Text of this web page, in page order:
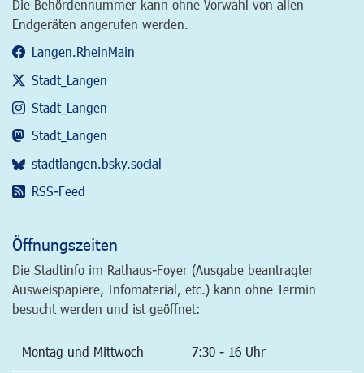
Die Behördennummer kann ohne Vorwahl von allen
Endgeräten angerufen werden.
Langen.RheinMain
Stadt_Langen
Stadt_Langen
Stadt_Langen
stadtlangen.bsky.social
RSS-Feed
Öffnungszeiten
Die Stadtinfo im Rathaus-Foyer (Ausgabe beantragter
Ausweispapiere, Infomaterial, etc.) kann ohne Termin
besucht werden und ist geöffnet:
Montag und Mittwoch 7:30 - 16 Uhr